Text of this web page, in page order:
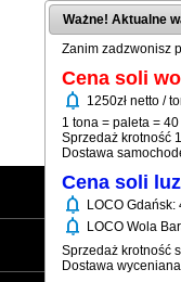
Ważne! Aktualne
Zanim zadzwonisz
Cena soli
notifications 1250zł netto /
1 tona = paleta =
Sprzedaż krotność
Dostawa
Cena soli
notifications LOCO Gdańsk:
notifications LOCO Wola
Sprzedaż krotność
Dostawa